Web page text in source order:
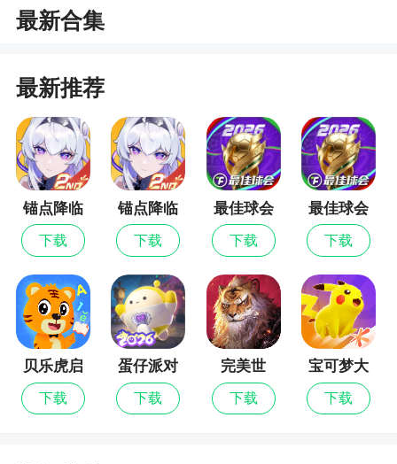
星在过山车上躲避冷冻射线、惊险逃生
2、新增故宫内容，充满各种趣味的内容
3、许多合成的规则在游戏里可以尽情的体验，
可以让你感受花式星星消除玩法的魅力所在
4、甜蜜郊游积分月赛新增“甜蜜郊游”20关，一
起去享受春天的色彩吧
小编评价
1、游戏增加的游戏礼包吸引玩家试玩，精彩的
游戏体验，让你爱不释手，自由简单的模式轻松游
戏娱乐。还在等待什么呢？赶紧来下载尝试看看吧
最新合集
最新推荐
锚点降临
下载
锚点降临
九游版
下载
最佳球会
最新版
下载
最佳球会
下载
贝乐虎启
蒙
下载
蛋仔派对
下载
完美世
界：诸神
之战
下载
宝可梦大
集结
下载